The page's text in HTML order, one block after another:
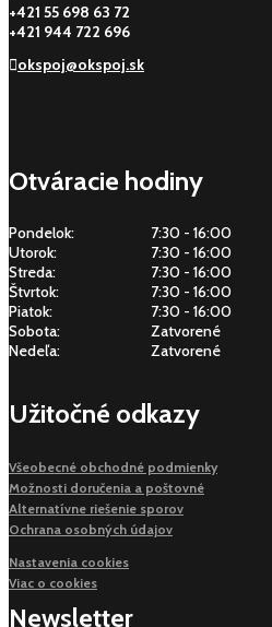
+421 55 698 63 72
+421 944 722 696
okspoj@okspoj.sk
Otváracie hodiny
Pondelok:
7:30 - 16:00
Utorok:
7:30 - 16:00
Streda:
7:30 - 16:00
Štvrtok:
7:30 - 16:00
Piatok:
7:30 - 16:00
Sobota:
Zatvorené
Nedeľa:
Zatvorené
Užitočné odkazy
Všeobecné obchodné podmienky
Možnosti doručenia a poštovné
Alternatívne riešenie sporov
Ochrana osobných údajov
Nastavenia cookies
Viac o cookies
Newsletter